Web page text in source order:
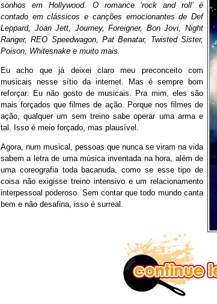
sonhos em Hollywood. O romance ‘rock and roll’ é
contado em clássicos e canções emocionantes de Def
Leppard, Joan Jett, Journey, Foreigner, Bon Jovi, Night
Ranger, REO Speedwagon, Pat Benatar, Twisted Sister,
Poison, Whitesnake e muito mais.
Eu acho que já deixei claro meu preconceito com
musicais nesse sítio da internet. Mas é sempre bom
reforçar: Eu não gosto de musicais. Pra mim, eles são
mais forçados que filmes de ação. Porque nos filmes de
ação, qualquer um sem treino sabe operar uma arma e
tal. Isso é meio forçado, mas plausível.
Agora, num musical, pessoas que nunca se viram na vida
sabem a letra de uma música inventada na hora, além de
uma coreografia toda bacanuda, como se esse tipo de
coisa não exigisse treino intensivo e um relacionamento
interpessoal poderoso. Sem contar que todo mundo canta
bem e não desafina, isso é surreal.